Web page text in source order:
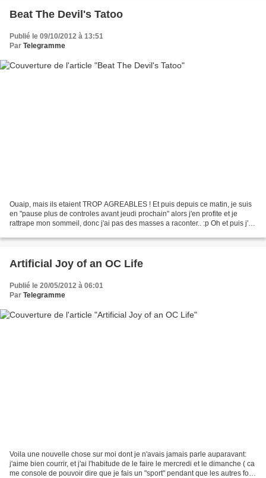
Beat The Devil's Tatoo
Publié le 09/10/2012 à 13:51
Par Telegramme
Ouaip, mais ils etaient TROP AGREABLES ! Et puis depuis ce matin, je suis
en "pause plus de controles avant jeudi prochain" alors j'en profite et je
rattrape mon sommeil, donc j'ai pas des masses a raconter.. :p Oh et puis j'ai
Artificial Joy of an OC Life
Publié le 20/05/2012 à 06:01
Par Telegramme
Voila une nouvelle chose sur moi dont je n'avais jamais parle auparavant:
j'aime bien courrir, et j'ai l'habitude de le faire le mercredi et le dimanche ( ca
me console de pouvoir dire que je fais un "sport" pendant que les autres font